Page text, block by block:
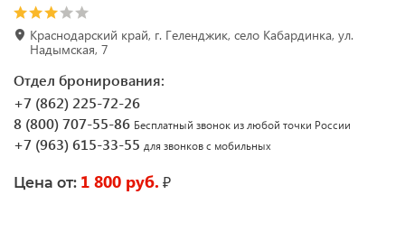
Краснодарский край, г. Геленджик, село Кабардинка, ул.
Надымская, 7
Отдел бронирования:
+7 (862) 225-72-26
8 (800) 707-55-86 Бесплатный звонок из любой точки России
+7 (963) 615-33-55 для звонков с мобильных
Цена от: 1 800 руб. ₽